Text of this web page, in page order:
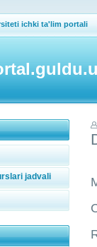
ichki ta'lim portali
jadvali